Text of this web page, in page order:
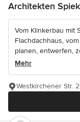
Architekten
Vom Klinkerbau mit
Flachdachhaus,
planen, entwerfen,
Mehr
Westkirchener Str.